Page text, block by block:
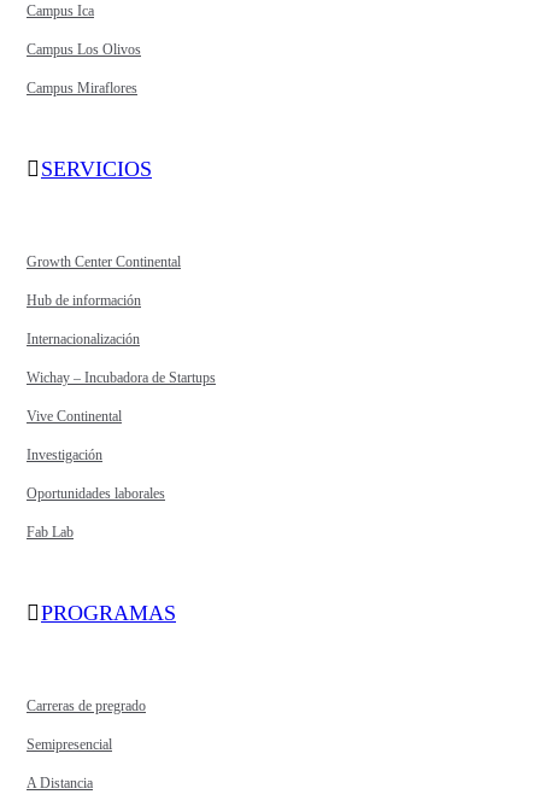
Campus Ica
Campus Los Olivos
Campus Miraflores
SERVICIOS
Growth Center Continental
Hub de información
Internacionalización
Wichay – Incubadora de Startups
Vive Continental
Investigación
Oportunidades laborales
Fab Lab
PROGRAMAS
Carreras de pregrado
Semipresencial
A Distancia